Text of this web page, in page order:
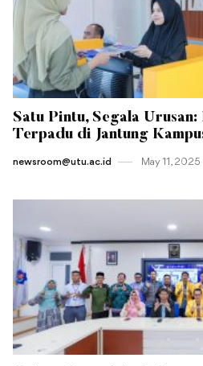
Satu Pintu, Segala Urusan:
Terpadu di Jantung
newsroom@utu.ac.id May 11 , 2025